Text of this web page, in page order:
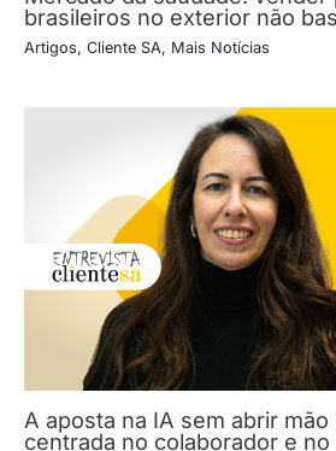
brasileiros no exterior não
Artigos, Cliente SA, Mais Notícias
A aposta na IA sem abrir mão
centrada no colaborador e no